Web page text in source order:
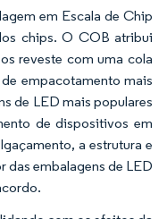
em Escala de Chip
chips. O COB atribui
reveste com uma cola
empacotamento mais
de LED mais populares
de dispositivos em
a estrutura e
das embalagens de LED